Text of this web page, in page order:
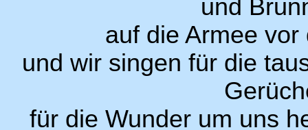
und
auf die Armee
und wir singen für die
für die Wunder um uns